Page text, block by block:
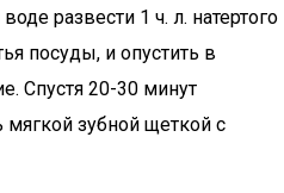
развести 1 ч. л. натертого
посуды, и опустить в
Спустя 20-30 минут
мягкой зубной щеткой с